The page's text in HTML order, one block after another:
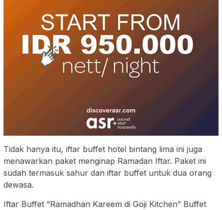
Tidak hanya itu, iftar buffet hotel bintang lima ini juga
menawarkan paket menginap Ramadan Iftar. Paket ini
sudah termasuk sahur dan iftar buffet untuk dua orang
dewasa.
Iftar Buffet “Ramadhan Kareem di Goji Kitchen” Buffet